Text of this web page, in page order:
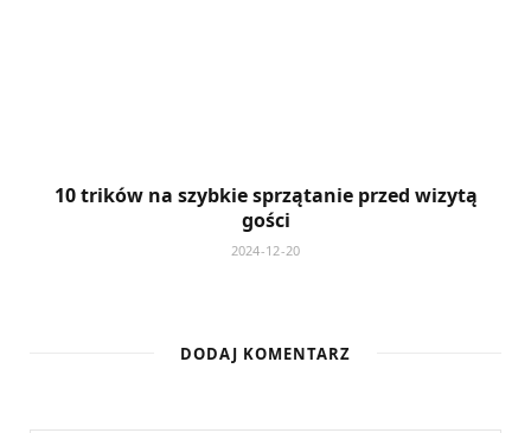
10 trików na szybkie sprzątanie przed wizytą
gości
2024-12-20
DODAJ KOMENTARZ